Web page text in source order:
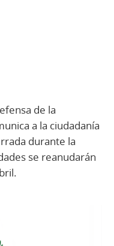
de la
a la ciudadanía
durante la
se reanudarán